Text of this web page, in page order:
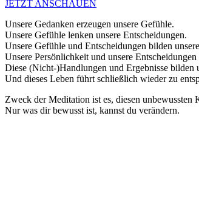
JETZT ANSCHAUEN
Unsere Gedanken erzeugen unsere Gefühle.
Unsere Gefühle lenken unsere Entscheidungen.
Unsere Gefühle und Entscheidungen bilden
Unsere Persönlichkeit und unsere
Diese (Nicht-)Handlungen und Ergebnisse bilden
Und dieses Leben führt schließlich wieder zu
Zweck der Meditation ist es, diesen
Nur was dir bewusst ist, kannst du verändern.